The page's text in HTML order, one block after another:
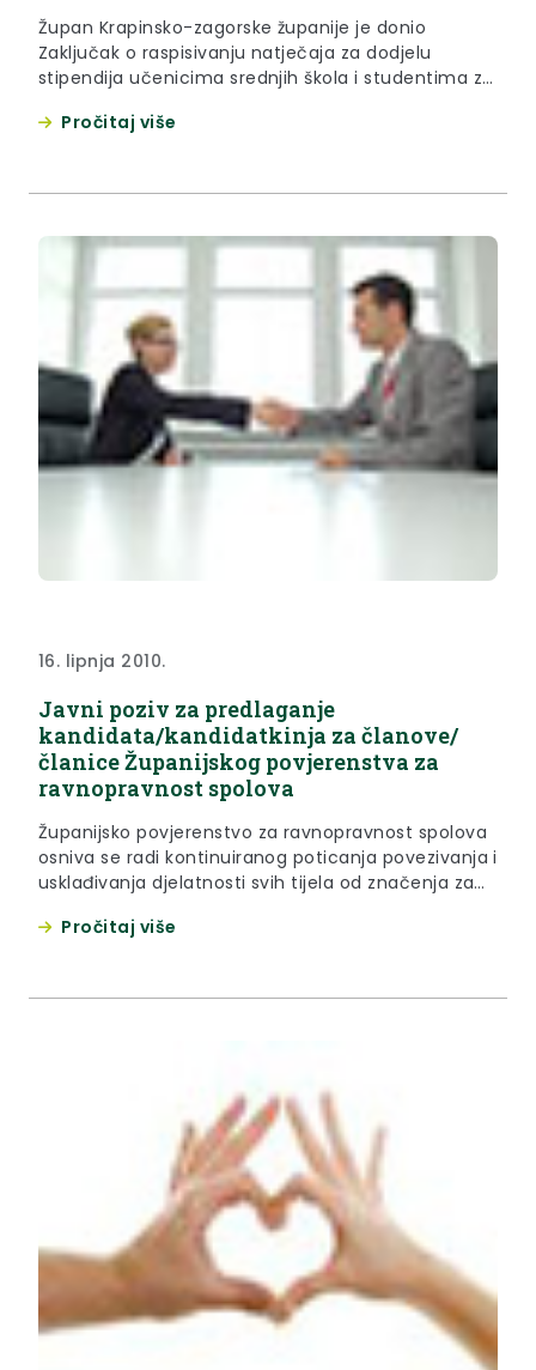
Župan Krapinsko-zagorske županije je donio
Zaključak o raspisivanju natječaja za dodjelu
stipendija učenicima srednjih škola i studentima za
Pročitaj više
16. lipnja 2010.
Javni poziv za predlaganje
kandidata/kandidatkinja za članove/
članice Županijskog povjerenstva za
ravnopravnost spolova
Županijsko povjerenstvo za ravnopravnost spolova
osniva se radi kontinuiranog poticanja povezivanja i
usklađivanja djelatnosti svih tijela od značenja za
županije.
Pročitaj više